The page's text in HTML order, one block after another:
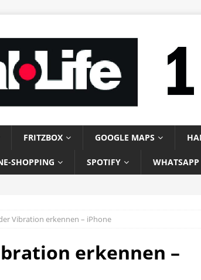
FRITZBOX GOOGLE MAPS
SHOPPING SPOTIFY WHATSAPP
Vibration erkennen – iPhone
erkennen –